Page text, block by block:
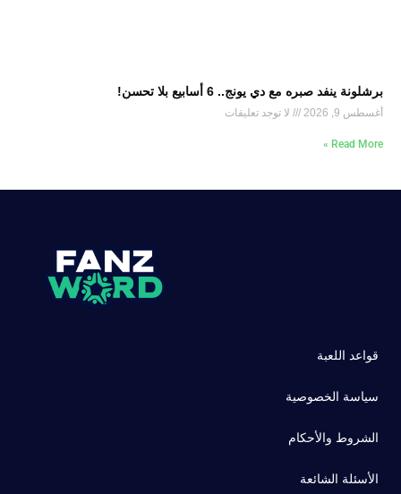
برشلونة ينفد صبره مع دي يونج.. 6 أسابيع بلا تحسن!
أغسطس 9, 2026 لا توجد تعليقات
Read More »
قواعد اللعبة
سياسة الخصوصية
الشروط والأحكام
الأسئلة الشائعة